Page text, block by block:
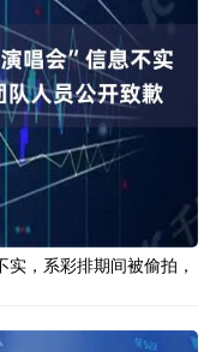
，系彩排期间被偷拍，